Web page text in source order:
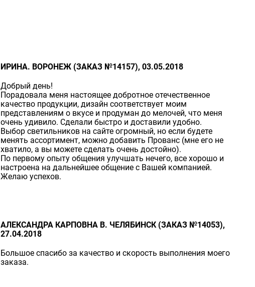
ИРИНА. ВОРОНЕЖ (ЗАКАЗ №14157), 03.05.2018
Добрый день!
Порадовала меня настоящее добротное отечественное
качество продукции, дизайн соответствует моим
представлениям о вкусе и продуман до мелочей, что меня
очень удивило. Сделали быстро и доставили удобно.
Выбор светильников на сайте огромный, но если будете
менять ассортимент, можно добавить Прованс (мне его не
хватило, а вы можете сделать очень достойно).
По первому опыту общения улучшать нечего, все хорошо и
настроена на дальнейшее общение с Вашей компанией.
Желаю успехов.
АЛЕКСАНДРА КАРПОВНА В. ЧЕЛЯБИНСК (ЗАКАЗ №14053),
27.04.2018
Большое спасибо за качество и скорость выполнения моего
заказа.